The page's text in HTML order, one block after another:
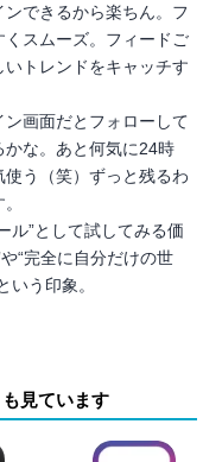
できるから楽ちん。フ
スムーズ。フィードご
トレンドをキャッチす
画面だとフォローして
な。あと何気に24時
う（笑）ずっと残るわ
ル”として試してみる価
“完全に自分だけの世
いう印象。
見ています